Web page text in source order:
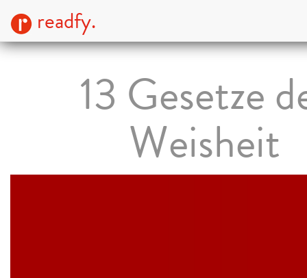
readfy.
13 Gesetze
Weisheit